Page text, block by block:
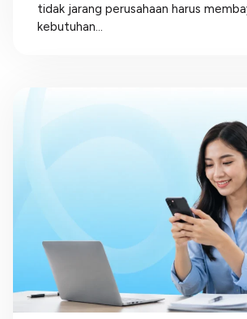
tidak jarang perusahaan harus
kebutuhan...